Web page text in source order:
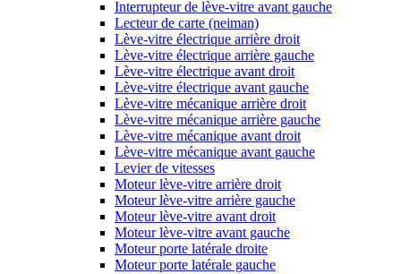
Interrupteur de lève-vitre avant gauche
Lecteur de carte (neiman)
Lève-vitre électrique arrière droit
Lève-vitre électrique arrière gauche
Lève-vitre électrique avant droit
Lève-vitre électrique avant gauche
Lève-vitre mécanique arrière droit
Lève-vitre mécanique arrière gauche
Lève-vitre mécanique avant droit
Lève-vitre mécanique avant gauche
Levier de vitesses
Moteur lève-vitre arrière droit
Moteur lève-vitre arrière gauche
Moteur lève-vitre avant droit
Moteur lève-vitre avant gauche
Moteur porte latérale droite
Moteur porte latérale gauche